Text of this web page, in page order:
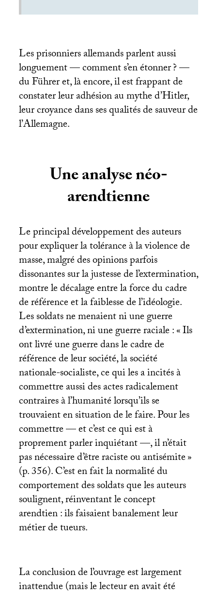
Les prisonniers allemands parlent aussi
longuement — comment s’en étonner? —
du Führer et, là encore, il est frappant de
constater leur adhésion au mythe d’Hitler,
leur croyance dans ses qualités de sauveur de
l’Allemagne.
Une analyse néo-
arendtienne
Le principal développement des auteurs
pour expliquer la tolérance à la violence de
masse, malgré des opinions parfois
dissonantes sur la justesse de l’extermination,
montre le décalage entre la force du cadre
de référence et la faiblesse de l’idéologie.
Les soldats ne menaient ni une guerre
d’extermination, ni une guerre raciale : «Ils
ont livré une guerre dans le cadre de
référence de leur société, la société
nationale-socialiste, ce qui les a incités à
commettre aussi des actes radicalement
contraires à l’humanité lorsqu’ils se
trouvaient en situation de le faire. Pour les
commettre — et c’est ce qui est à
proprement parler inquiétant —, il n’était
pas nécessaire d’être raciste ou antisémite»
(p. 356). C’est en fait la normalité du
comportement des soldats que les auteurs
soulignent, réinventant le concept
arendtien : ils faisaient banalement leur
métier de tueurs.
La conclusion de l’ouvrage est largement
inattendue (mais le lecteur en avait été